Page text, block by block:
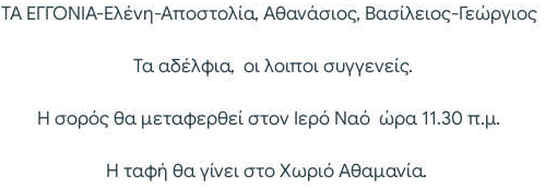
ΤΑ ΕΓΓΟΝΙΑ-Ελένη-Αποστολία, Αθανάσιος, Βασίλειος-Γεώργιος
Τα αδέλφια, οι λοιποι συγγενείς.
Η σορός θα μεταφερθεί στον Ιερό Ναό ώρα 11.30 π.μ.
Η ταφή θα γίνει στο Χωριό Αθαμανία.